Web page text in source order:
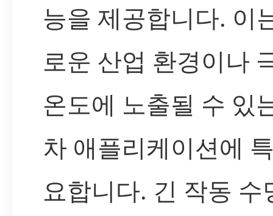
능을 제공합니다. 이
로운 산업 환경이나
온도에 노출될 수 있
차 애플리케이션에
요합니다. 긴 작동 수